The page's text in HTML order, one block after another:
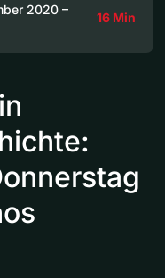
2020 –
16 Min